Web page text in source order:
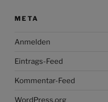
META
Anmelden
Eintrags-Feed
Kommentar-Feed
WordPress.org